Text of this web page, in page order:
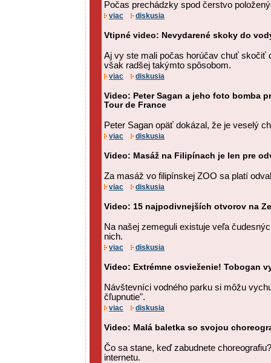
Počas prechádzky spod čerstvo
viac diskusia
Vtipné video: Nevydarené skoky do
Aj vy ste mali počas horúčav chuť skočiť
však radšej takýmto spôsobom.
viac diskusia
Video: Peter Sagan a jeho foto bomba
Tour de France
Peter Sagan opäť dokázal, že je veselý
viac diskusia
Video: Masáž na Filipínach je len pre
Za masáž vo filipínskej ZOO sa platí
viac diskusia
Video: 15 najpodivnejších otvorov na
Na našej zemeguli existuje veľa
nich.
viac diskusia
Video: Extrémne osvieženie! Tobogan
Návštevníci vodného parku si môžu
čľupnutie".
viac diskusia
Video: Malá baletka so svojou
Čo sa stane, keď zabudnete
internetu.